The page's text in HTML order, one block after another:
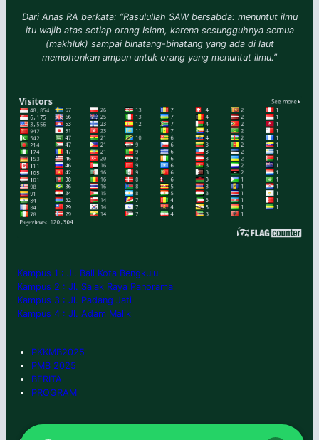
Dari Anas RA berkata: “Rasulullah SAW bersabda: menuntut ilmu
itu wajib atas setiap orang Islam, karena sesungguhnya semua
(makhluk) sampai binatang-binatang yang ada di laut
memohonkan ampun untuk orang yang menuntut ilmu.”
Kampus 1 : Jl. Bali Kota Bengkulu
Kampus 2 : Jl. Salak Raya Panorama
Kampus 3 : Jl. Padang Jati
Kampus 4 : Jl. Adam Malik
PKKMB2025
PMB 2025
BERITA
PROGRAM